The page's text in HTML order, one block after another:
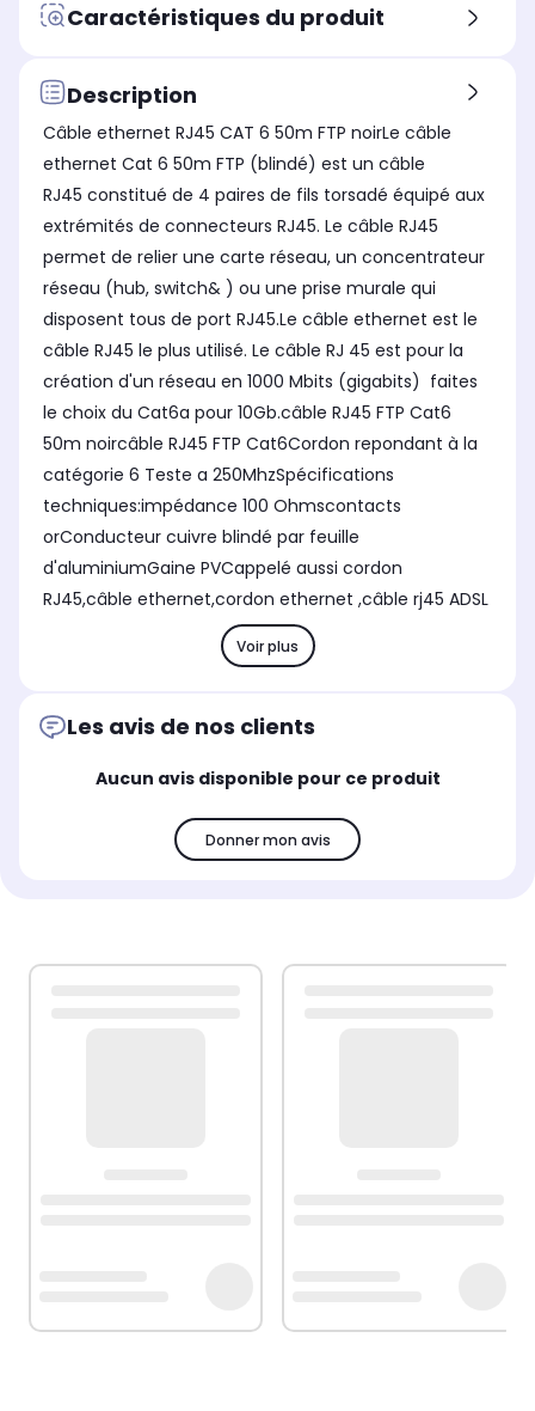
Caractéristiques du produit
Description
Câble ethernet RJ45 CAT 6 50m FTP noirLe câble
ethernet Cat 6 50m FTP (blindé) est un câble
RJ45 constitué de 4 paires de fils torsadé équipé aux
extrémités de connecteurs RJ45. Le câble RJ45
permet de relier une carte réseau, un concentrateur
réseau (hub, switch& ) ou une prise murale qui
disposent tous de port RJ45.Le câble ethernet est le
câble RJ45 le plus utilisé. Le câble RJ 45 est pour la
création d'un réseau en 1000 Mbits (gigabits) faites
le choix du Cat6a pour 10Gb.câble RJ45 FTP Cat6
50m noircâble RJ45 FTP Cat6Cordon repondant à la
catégorie 6 Teste a 250MhzSpécifications
techniques:impédance 100 Ohmscontacts
orConducteur cuivre blindé par feuille
d'aluminiumGaine PVCappelé aussi cordon
RJ45,câble ethernet,cordon ethernet ,câble rj45 ADSL
Voir plus
Les avis de nos clients
Aucun avis disponible pour ce produit
Donner mon avis